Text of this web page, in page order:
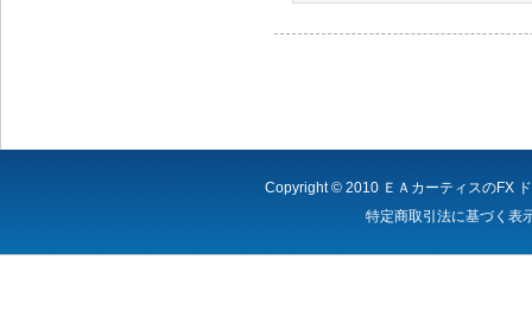
Copyright © 2010 ＥＡカーティスのFX
特定商取引法に基づく表